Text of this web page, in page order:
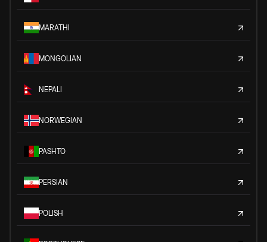
MARATHI
MONGOLIAN
NEPALI
NORWEGIAN
PASHTO
PERSIAN
POLISH